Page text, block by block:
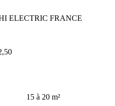
ELECTRIC FRANCE
15 à 20 m²